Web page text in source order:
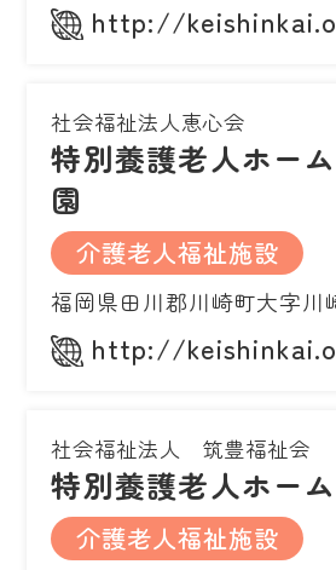
http://
社会福祉法人恵心会
特別養護老人ホー
園
介護老人福祉施設
福岡県田川郡川崎町大字川
http://
社会福祉法人 筑豊福祉会
特別養護老人ホー
介護老人福祉施設